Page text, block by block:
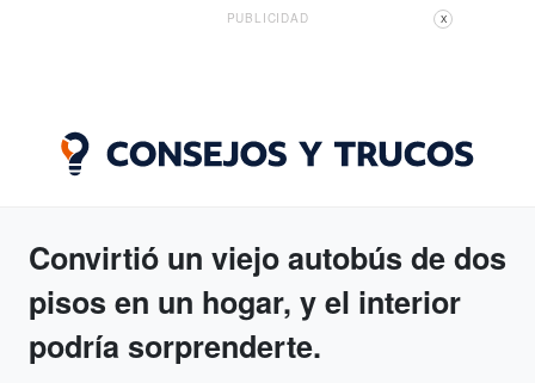
PUBLICIDAD X
Convirtió un viejo autobús de dos
pisos en un hogar, y el interior
podría sorprenderte.